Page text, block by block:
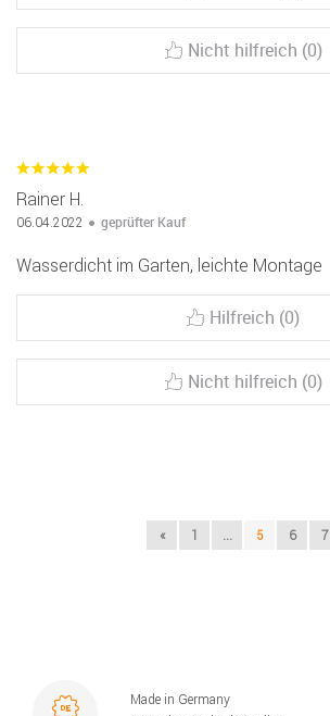
Nicht hilfreich (0)
Rainer H.
06.04.2022 geprüfter Kauf
Wasserdicht im Garten, leichte Montage
Hilfreich (0)
Nicht hilfreich (0)
« 1 ... 5 6 7
Made in Germany